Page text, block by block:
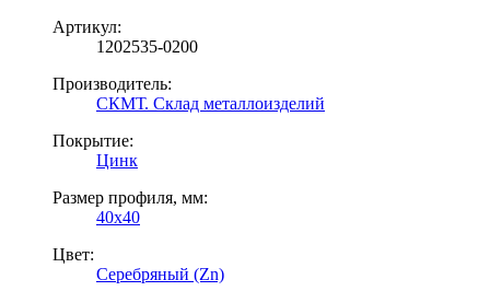
Артикул:
1202535-0200
Производитель:
СКМТ. Склад металлоизделий
Покрытие:
Цинк
Размер профиля, мм:
40х40
Цвет:
Серебряный (Zn)